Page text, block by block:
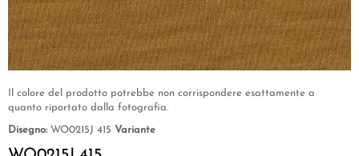
Il colore del prodotto potrebbe non corrispondere esattamente a
quanto riportato dalla fotografia.
Disegno: WO0215J 415 Variante